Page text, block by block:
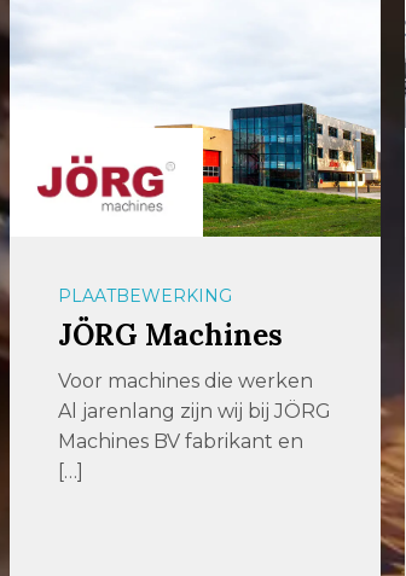
PLAATBEWERKING
JÖRG Machines
Voor machines die werken
Al jarenlang zijn wij bij JÖRG
Machines BV fabrikant en
[…]